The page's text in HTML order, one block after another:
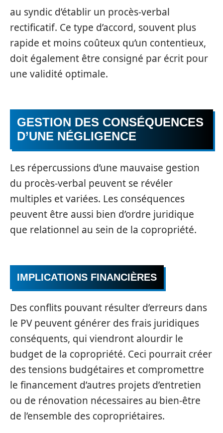
au syndic d’établir un procès-verbal
rectificatif. Ce type d’accord, souvent plus
rapide et moins coûteux qu’un contentieux,
doit également être consigné par écrit pour
une validité optimale.
GESTION DES CONSÉQUENCES
D’UNE NÉGLIGENCE
Les répercussions d’une mauvaise gestion
du procès-verbal peuvent se révéler
multiples et variées. Les conséquences
peuvent être aussi bien d’ordre juridique
que relationnel au sein de la copropriété.
IMPLICATIONS FINANCIÈRES
Des conflits pouvant résulter d’erreurs dans
le PV peuvent générer des frais juridiques
conséquents, qui viendront alourdir le
budget de la copropriété. Ceci pourrait créer
des tensions budgétaires et compromettre
le financement d’autres projets d’entretien
ou de rénovation nécessaires au bien-être
de l’ensemble des copropriétaires.